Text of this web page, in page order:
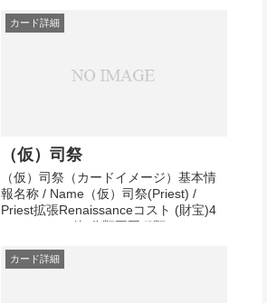
中その他メ...
カード詳細
（仮）司祭
（仮）司祭（カードイメージ）基本情
報名称 / Name（仮）司祭(Priest) /
Priest拡張Renaissanceコスト (財宝)4
コスト (その他)分類王国種類アクショ
カード詳細